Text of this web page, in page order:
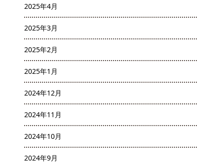
2025年4月
2025年3月
2025年2月
2025年1月
2024年12月
2024年11月
2024年10月
2024年9月